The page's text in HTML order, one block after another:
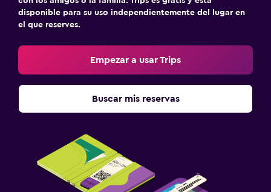
disponible para su uso independientemente del lugar en
el que reserves.
Empezar a usar Trips
Buscar mis reservas